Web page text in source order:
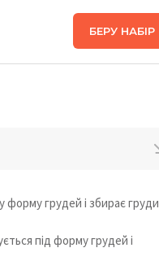
БЕРУ НАБІР
форму грудей і збирає груди
під форму грудей і